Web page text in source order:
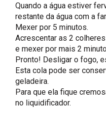
Quando a água estiver
restante da água com a
Mexer por 5 minutos.
Acrescentar as 2
e mexer por mais 2
Pronto! Desligar o fogo,
Esta cola pode ser
geladeira.
Para que ela fique
no liquidificador.